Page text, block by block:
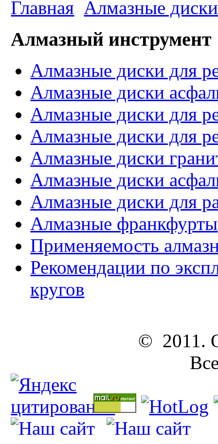
Главная Алмазные
Алмазный инструмент
Алмазные диски для
Алмазные диски
Алмазные диски для
Алмазные диски для
Алмазные диски
Алмазные диски
Алмазные диски для
Алмазные франкфурты
Применяемость
Рекомендации по
кругов
© 2011.
Все